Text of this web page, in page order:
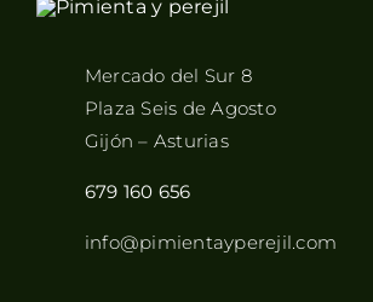
Mercado del Sur 8
Plaza Seis de Agosto
Gijón – Asturias
679 160 656
info@pimientayperejil.com